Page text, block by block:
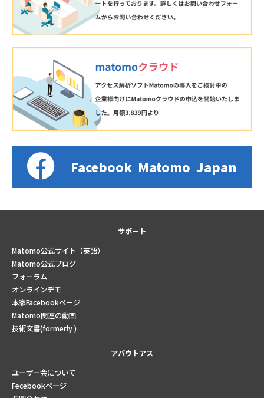
Facebook Matomo Japan
サポート
Matomo公式サイト（英語）
Matomo公式ブログ
フォーラム
オンラインデモ
本家Facebookページ
Matomo関連の動画
技術文書(formerly )
アバウトアス
ユーザー会について
Fecebookページ